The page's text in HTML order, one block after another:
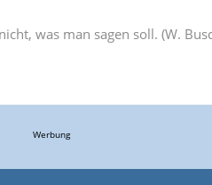
was man sagen soll. (W.
Werbung